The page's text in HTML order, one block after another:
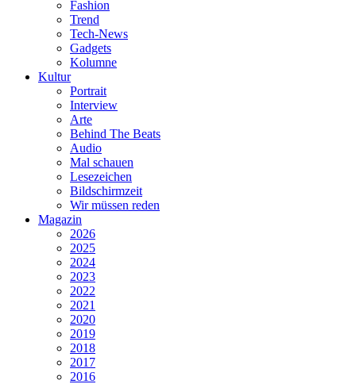
Fashion
Trend
Tech-News
Gadgets
Kolumne
Kultur
Portrait
Interview
Arte
Behind The Beats
Audio
Mal schauen
Lesezeichen
Bildschirmzeit
Wir müssen reden
Magazin
2026
2025
2024
2023
2022
2021
2020
2019
2018
2017
2016